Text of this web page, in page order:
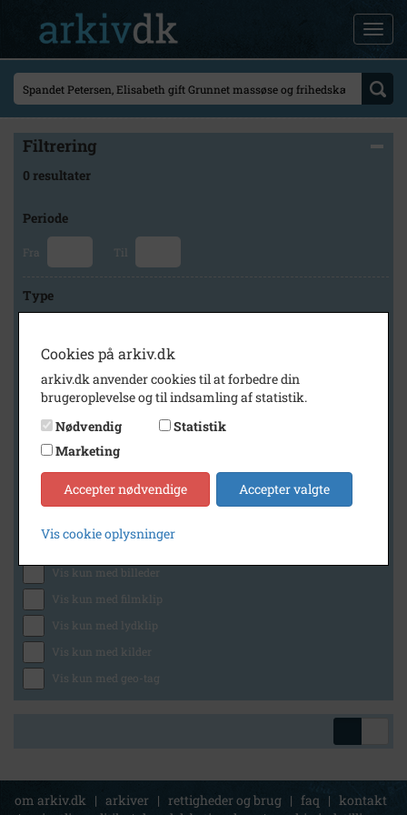
Filtrering
0 resultater
Periode
Fra Til
Type
Arkiv
Slagelse Stads- og Lokalarkiv
Generelt
Vis kun med billeder
Vis kun med filmklip
Vis kun med lydklip
Vis kun med kilder
Vis kun med geo-tag
om arkiv.dk | arkiver | rettigheder og brug | faq | kontakt
Cookies på arkiv.dk
arkiv.dk anvender cookies til at forbedre din
brugeroplevelse og til indsamling af statistik.
Nødvendig
Statistik
Marketing
Accepter nødvendige Accepter valgte
Vis cookie oplysninger